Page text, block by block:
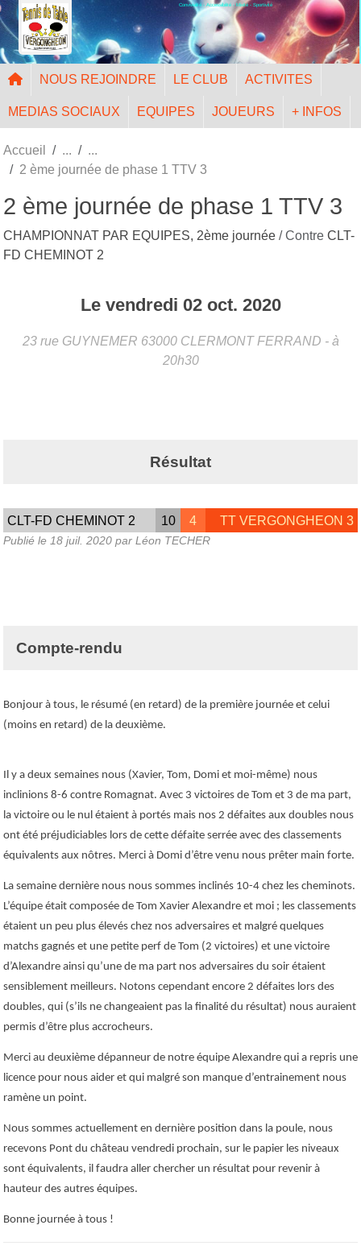
Convivialité - Accessibilité - Mixité - Sportivité
NOUS REJOINDRE LE CLUB ACTIVITES
MEDIAS SOCIAUX EQUIPES JOUEURS + INFOS
Accueil
2 ème journée de phase 1 TTV 3
2 ème journée de phase 1 TTV 3
CHAMPIONNAT PAR EQUIPES, 2ème journée / Contre CLT-
FD CHEMINOT 2
Le vendredi 02 oct. 2020
23 rue GUYNEMER 63000 CLERMONT FERRAND - à
20h30
Résultat
CLT-FD CHEMINOT 2 10 4 TT VERGONGHEON 3
Publié le 18 juil. 2020 par Léon TECHER
Compte-rendu
Bonjour à tous, le résumé (en retard) de la première journée et celui
(moins en retard) de la deuxième.
Il y a deux semaines nous (Xavier, Tom, Domi et moi-même) nous
inclinions 8-6 contre Romagnat. Avec 3 victoires de Tom et 3 de ma part,
la victoire ou le nul étaient à portés mais nos 2 défaites aux doubles nous
ont été préjudiciables lors de cette défaite serrée avec des classements
équivalents aux nôtres. Merci à Domi d’être venu nous prêter main forte.
La semaine dernière nous nous sommes inclinés 10-4 chez les cheminots.
L’équipe était composée de Tom Xavier Alexandre et moi ; les classements
étaient un peu plus élevés chez nos adversaires et malgré quelques
matchs gagnés et une petite perf de Tom (2 victoires) et une victoire
d’Alexandre ainsi qu’une de ma part nos adversaires du soir étaient
sensiblement meilleurs. Notons cependant encore 2 défaites lors des
doubles, qui (s’ils ne changeaient pas la finalité du résultat) nous auraient
permis d’être plus accrocheurs.
Merci au deuxième dépanneur de notre équipe Alexandre qui a repris une
licence pour nous aider et qui malgré son manque d’entrainement nous
ramène un point.
Nous sommes actuellement en dernière position dans la poule, nous
recevons Pont du château vendredi prochain, sur le papier les niveaux
sont équivalents, il faudra aller chercher un résultat pour revenir à
hauteur des autres équipes.
Bonne journée à tous !
Panneau de gestion des cookies